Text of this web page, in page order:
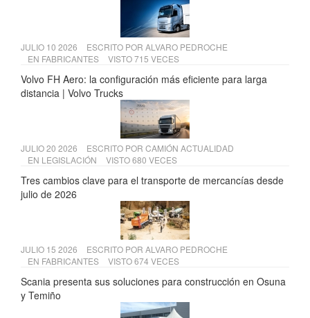
JULIO 10 2026 ESCRITO POR ALVARO PEDROCHE
EN FABRICANTES VISTO 715 VECES
Volvo FH Aero: la configuración más eficiente para larga
distancia | Volvo Trucks
JULIO 20 2026 ESCRITO POR CAMIÓN ACTUALIDAD
EN LEGISLACIÓN VISTO 680 VECES
Tres cambios clave para el transporte de mercancías desde
julio de 2026
JULIO 15 2026 ESCRITO POR ALVARO PEDROCHE
EN FABRICANTES VISTO 674 VECES
Scania presenta sus soluciones para construcción en Osuna
y Temiño